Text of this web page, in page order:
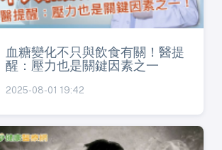
血糖變化不只與飲食有關！醫提
醒：壓力也是關鍵因素之一
2025-08-01 19:42